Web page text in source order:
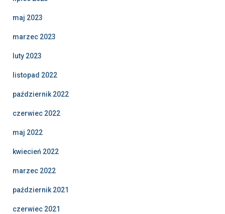
maj 2023
marzec 2023
luty 2023
listopad 2022
październik 2022
czerwiec 2022
maj 2022
kwiecień 2022
marzec 2022
październik 2021
czerwiec 2021